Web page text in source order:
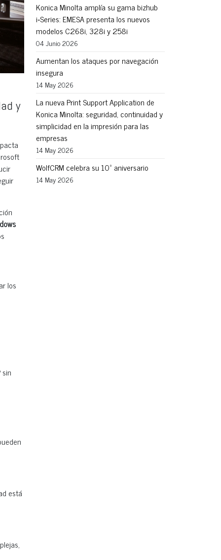
y
los
está
Konica Minolta amplía su gama bizhub
i‑Series: EMESA presenta los nuevos
modelos C268i, 328i y 258i
04 Junio 2026
Aumentan los ataques por navegación
insegura
14 May 2026
La nueva Print Support Application de
Konica Minolta: seguridad, continuidad y
simplicidad en la impresión para las
empresas
14 May 2026
WolfCRM celebra su 10º aniversario
14 May 2026